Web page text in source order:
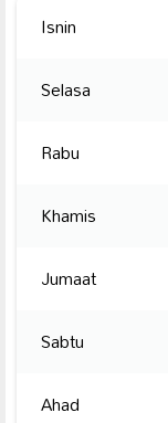
Isnin
Selasa
Rabu
Khamis
Jumaat
Sabtu
Ahad